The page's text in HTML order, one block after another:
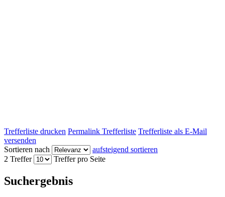
Trefferliste drucken Permalink Trefferliste Trefferliste als E-Mail
versenden
Sortieren nach
aufsteigend sortieren
2 Treffer
Treffer pro Seite
Suchergebnis